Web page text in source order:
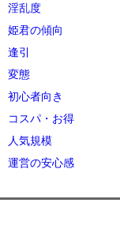
淫乱度
姫君の傾向
逢引
変態
初心者向き
コスパ・お得
人気規模
運営の安心感